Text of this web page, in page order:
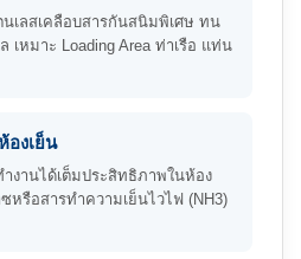
เลสเคลือบสารกันสนิมพิเศษ ทน
เหมาะ Loading Area ท่าเรือ แท่น
องเย็น
งานได้เต็มประสิทธิภาพในห้อง
หรือสารทำความเย็นไวไฟ (NH3)